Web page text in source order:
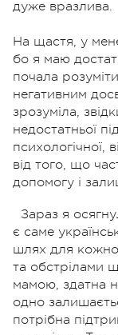
дуже вразлива.
На щастя, у
бо я маю
почала розуміти
негативним
зрозуміла,
недостатньої
психологічної,
від того, що
допомогу і
Зараз я
є саме
шлях для
та обстрілами
мамою, здатна
одно
потрібна